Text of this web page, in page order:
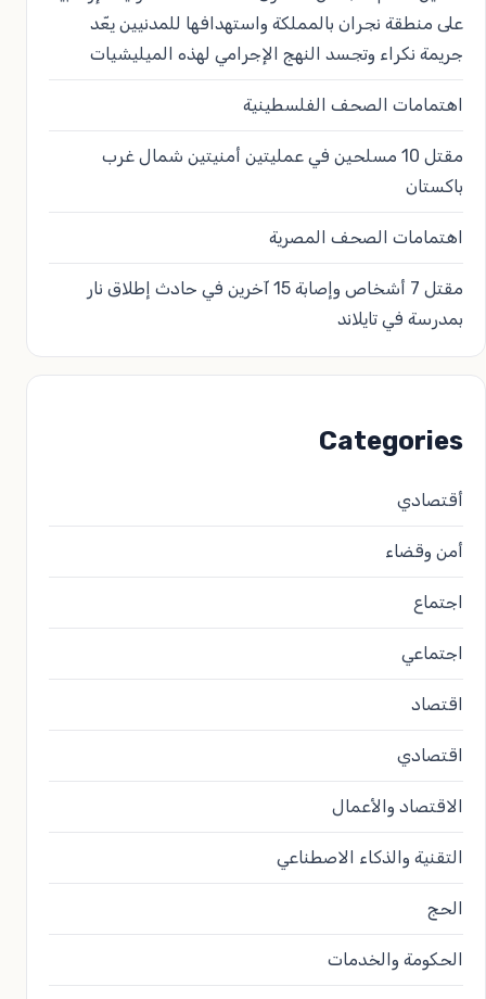
على منطقة نجران بالمملكة واستهدافها للمدنيين يعّد
جريمة نكراء وتجسد النهج الإجرامي لهذه الميليشيات
اهتمامات الصحف الفلسطينية
مقتل 10 مسلحين في عمليتين أمنيتين شمال غرب
باكستان
اهتمامات الصحف المصرية
مقتل 7 أشخاص وإصابة 15 آخرين في حادث إطلاق نار
بمدرسة في تايلاند
Categories
أقتصادي
أمن وقضاء
اجتماع
اجتماعي
اقتصاد
اقتصادي
الاقتصاد والأعمال
التقنية والذكاء الاصطناعي
الحج
الحكومة والخدمات